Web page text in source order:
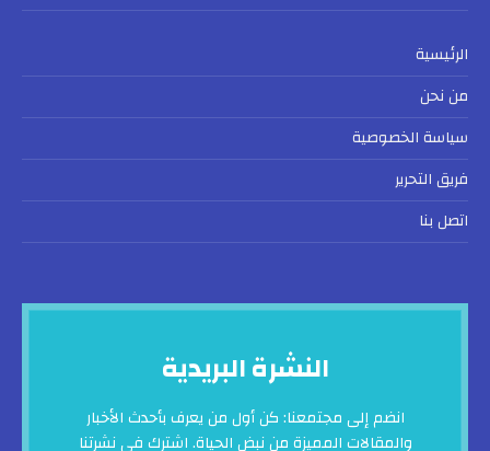
الرئيسية
من نحن
سياسة الخصوصية
فريق التحرير
اتصل بنا
النشرة البريدية
انضم إلى مجتمعنا: كن أول من يعرف بأحدث الأخبار
والمقالات المميزة من نبض الحياة. اشترك في نشرتنا